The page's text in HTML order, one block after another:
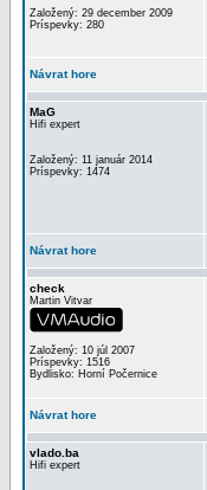
Založený: 29 december 2009
Príspevky: 280
Návrat hore
MaG
Hifi expert
Založený: 11 január 2014
Príspevky: 1474
Návrat hore
check
Martin Vitvar
Založený: 10 júl 2007
Príspevky: 1516
Bydlisko: Horní Počernice
Návrat hore
vlado.ba
Hifi expert